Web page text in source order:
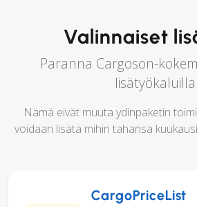
Valinnaiset
Paranna Cargoson-
lisätyökaluilla
Nämä eivät muuta ydinpaketin
voidaan lisätä mihin tahansa
CargoPriceList